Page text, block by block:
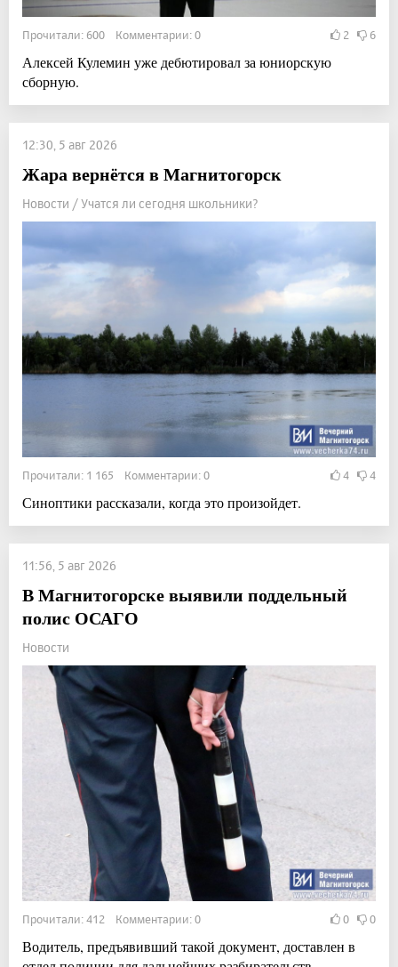
Прочитали: 600 Комментарии: 0 2 6
Алексей Кулемин уже дебютировал за юниорскую
сборную.
12:30, 5 авг 2026
Жара вернётся в Магнитогорск
Новости / Учатся ли сегодня школьники?
Прочитали: 1 165 Комментарии: 0 4 4
Синоптики рассказали, когда это произойдет.
11:56, 5 авг 2026
В Магнитогорске выявили поддельный
полис ОСАГО
Новости
Прочитали: 412 Комментарии: 0 0 0
Водитель, предъявивший такой документ, доставлен в